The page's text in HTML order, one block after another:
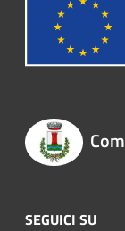
SEGUICI SU